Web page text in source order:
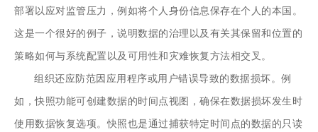
部署以应对监管压力，例如将个人身份信息保存在个人的本国。
这是一个很好的例子，说明数据的治理以及有关其保留和位置的
策略如何与系统配置以及可用性和灾难恢复方法相交叉。
组织还应防范因应用程序或用户错误导致的数据损坏。例
如，快照功能可创建数据的时间点视图，确保在数据损坏发生时
使用数据恢复选项。快照也是通过捕获特定时间点的数据的只读